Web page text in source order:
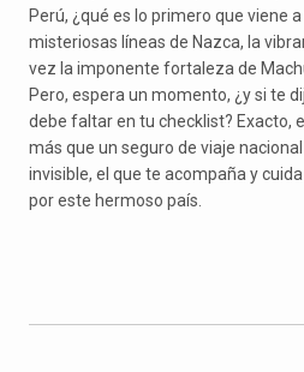
Perú, ¿qué es lo primero que viene
misteriosas líneas de Nazca, la
vez la imponente fortaleza de
Pero, espera un momento, ¿y si te
debe faltar en tu checklist? Exacto,
más que un seguro de viaje
invisible, el que te acompaña y
por este hermoso país.